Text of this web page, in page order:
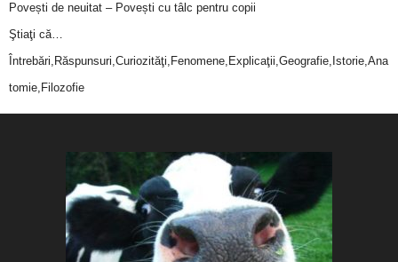
Povești de neuitat – Povești cu tâlc pentru copii
Ştiaţi că…
Întrebări,Răspunsuri,Curiozităţi,Fenomene,Explicaţii,Geografie,Istorie,Ana
tomie,Filozofie